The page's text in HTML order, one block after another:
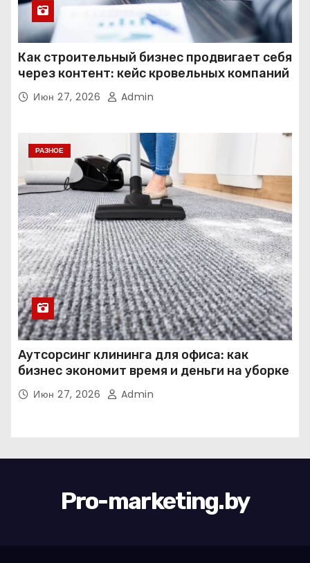
Как строительный бизнес продвигает себя
через контент: кейс кровельных компаний
Июн 27, 2026 Admin
РАЗНОЕ
Аутсорсинг клининга для офиса: как
бизнес экономит время и деньги на уборке
Июн 27, 2026 Admin
Pro-marketing.by